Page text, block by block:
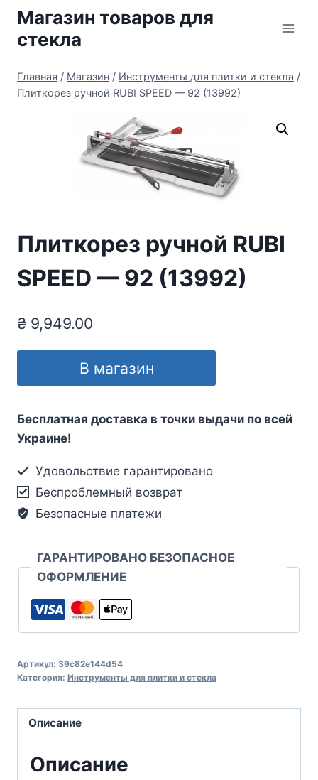
Перейти
содержимому
Магазин товаров для
стекла
Главная / Магазин / Инструменты для плитки и стекла /
Плиткорез ручной RUBI SPEED — 92 (13992)
Плиткорез ручной RUBI
SPEED — 92 (13992)
₴ 9,949.00
В магазин
Бесплатная доставка в точки выдачи по всей
Украине!
Удовольствие гарантировано
Беспроблемный возврат
Безопасные платежи
ГАРАНТИРОВАНО БЕЗОПАСНОЕ
ОФОРМЛЕНИЕ
Артикул: 39c82e144d54
Категория: Инструменты для плитки и стекла
Описание
Описание